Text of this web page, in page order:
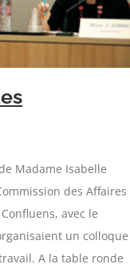
Madame Isabelle
des Affaires
avec le
un colloque
A la table ronde